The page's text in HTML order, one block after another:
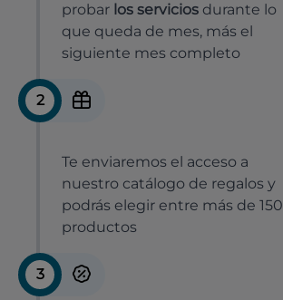
probar los servicios durante lo
que queda de mes, más el
siguiente mes completo
2
Te enviaremos el acceso a
nuestro catálogo de regalos y
podrás elegir entre más de 150
productos
3